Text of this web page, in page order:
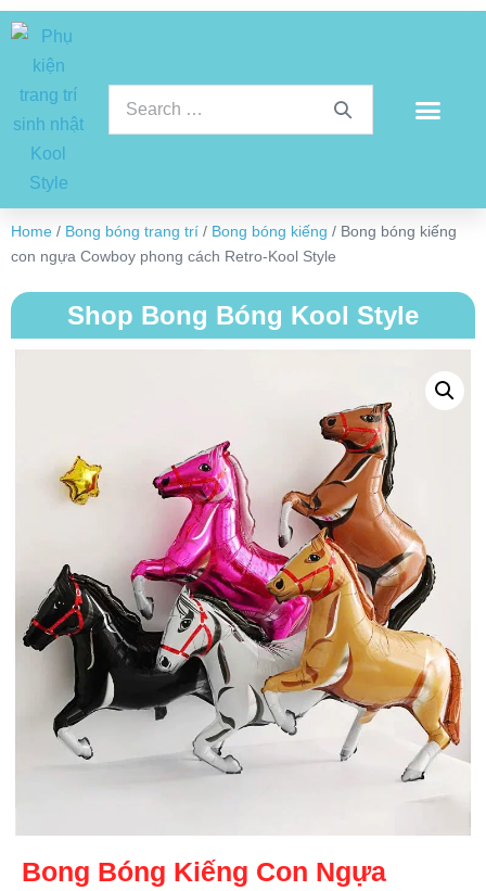
Home / Bong bóng trang trí / Bong bóng kiếng / Bong bóng kiếng
con ngựa Cowboy phong cách Retro-Kool Style
Shop Bong Bóng Kool Style
Bong Bóng Kiếng Con Ngựa